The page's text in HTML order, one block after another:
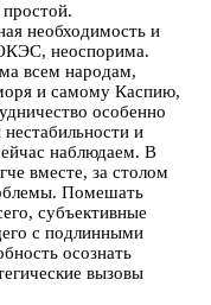
необходимость и
неоспорима.
всем народам,
и самому Каспию,
особенно
нестабильности и
наблюдаем. В
вместе, за столом
Помешать
субъективные
с подлинными
осознать
вызовы